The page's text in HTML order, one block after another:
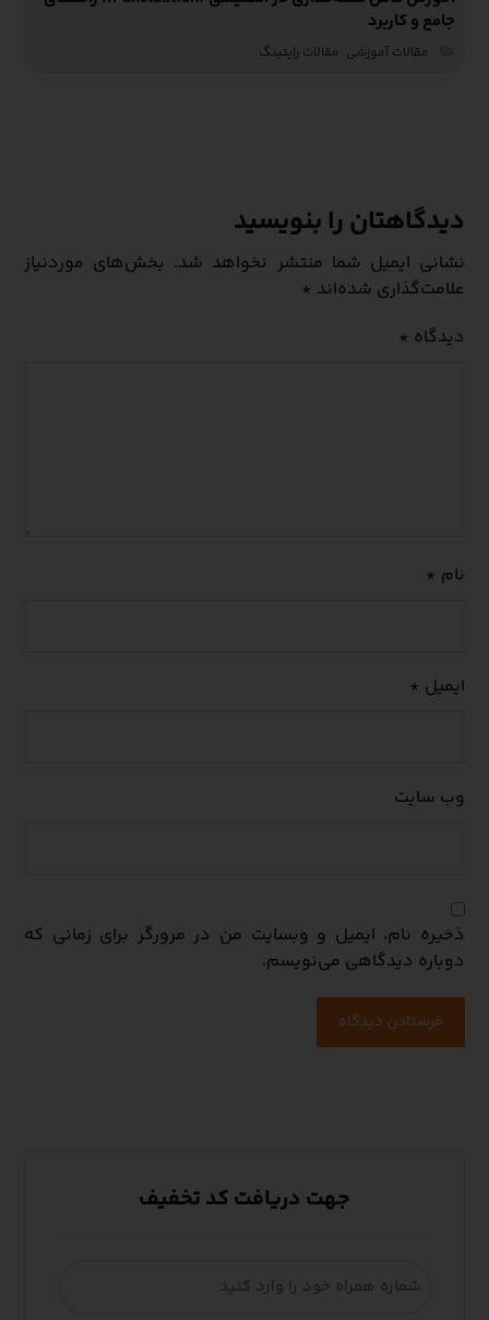
جامع و کاربرد
مقالات آموزشی‌ مقالات رایتینگ
دیدگاهتان را بنویسید
نشانی ایمیل شما منتشر نخواهد شد. بخش‌های موردنیاز
علامت‌گذاری شده‌اند *
دیدگاه *
نام *
ایمیل *
وب‌ سایت
ذخیره نام، ایمیل و وبسایت من در مرورگر برای زمانی که
دوباره دیدگاهی می‌نویسم.
فرستادن دیدگاه
جهت دریافت کد تخفیف